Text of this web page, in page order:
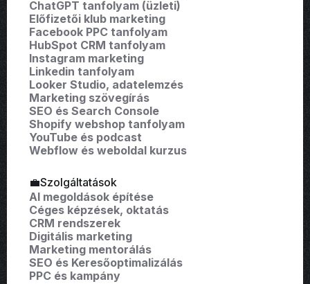
ChatGPT tanfolyam (üzleti)
Előfizetői klub marketing
Facebook PPC tanfolyam
HubSpot CRM tanfolyam
Instagram marketing
Linkedin tanfolyam
Looker Studio, adatelemzés
Marketing szövegírás
SEO és Search Console
Shopify webshop tanfolyam
YouTube és podcast
Webflow és weboldal kurzus
💼Szolgáltatások
AI megoldások építése
Céges képzések, oktatás
CRM rendszerek
Digitális marketing
Marketing mentorálás
SEO és Keresőoptimalizálás
PPC és kampány